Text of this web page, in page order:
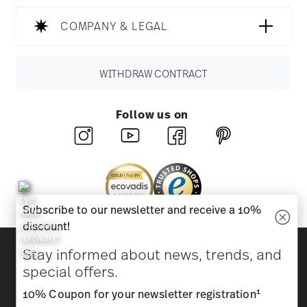
COMPANY & LEGAL
WITHDRAW CONTRACT
Follow us on
Beauty & functionality for your home
Homepage General terms and conditions
Privacy
Subscribe to our newsletter and receive a 10%
discount!
Stay informed about news, trends, and
special offers.
10% Coupon for your newsletter registration1